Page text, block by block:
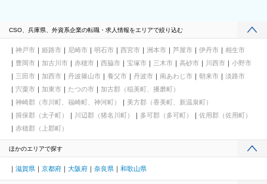
CSO、兵庫県、外資系企業の転職・求人情報をエリアで絞り込む
神戸市 姫路市 尼崎市 明石市 西宮市 洲本市 芦屋市 伊丹市
相生市
豊岡市
加古川市 赤穂市 西脇市 宝塚市 三木市 高砂市 川西市
小野市
三田市
加西市 丹波篠山市 養父市 丹波市 南あわじ市 朝来市
淡路市
宍粟市
加東市 たつの市
加古郡（稲美町、播磨町）
神崎郡（市川町、福崎町、神河町）
美方郡（香美町、新温泉町）
揖保郡（太子町）
川辺郡（猪名川町） 多可郡（多可町）
佐用郡（佐用町）
赤穂郡（上郡町）
ほかのエリアで探す
滋賀県 京都府 大阪府 奈良県 和歌山県